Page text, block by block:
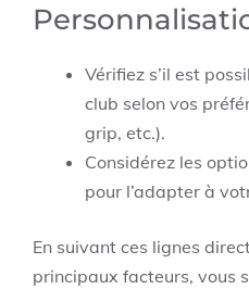
Vérifiez s’il est
club selon vos
grip, etc.).
Considérez les
pour l’adapter à
En suivant ces lignes
principaux facteurs, vous